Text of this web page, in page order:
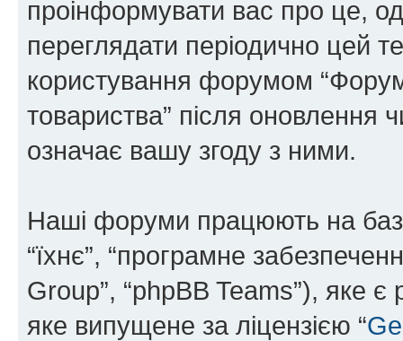
проінформувати вас про це,
переглядати періодично цей
користування форумом
товариства” після оновлення
означає вашу згоду з ними.
Наші форуми працюють на
“їхнє”, “програмне
Group”, “phpBB Teams”), яке
яке випущене за ліцензією “